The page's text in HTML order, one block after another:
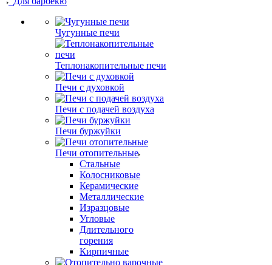
Чугунные печи
Теплонакопительные печи
Печи с духовкой
Печи с подачей воздуха
Печи буржуйки
Печи отопительные
Стальные
Колосниковые
Керамические
Металлические
Изразцовые
Угловые
Длительного
горения
Кирпичные